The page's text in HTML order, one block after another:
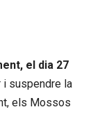
el dia 27
i suspendre la
els Mossos